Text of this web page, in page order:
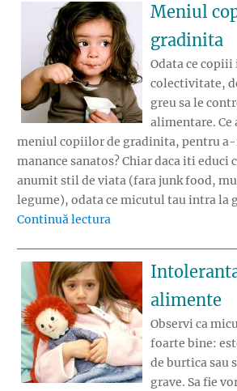
Meniul
gradinita
Odata ce
colectivitate,
greu sa le
alimentare. Ce
meniul copiilor de gradinita, pentru
manance sanatos? Chiar daca iti
anumit stil de viata (fara junk food,
legume), odata ce micutul tau intra la
Continuă lectura
alimente
Observi ca
foarte bine:
de burtica sau
grave. Sa fie